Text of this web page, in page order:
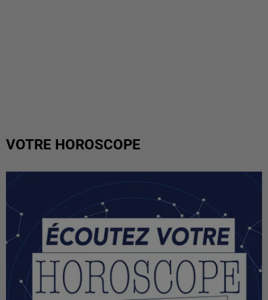
VOTRE HOROSCOPE